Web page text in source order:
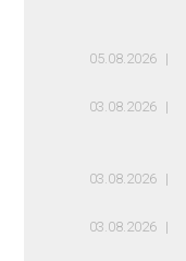
05.08.2026
03.08.2026
03.08.2026
03.08.2026